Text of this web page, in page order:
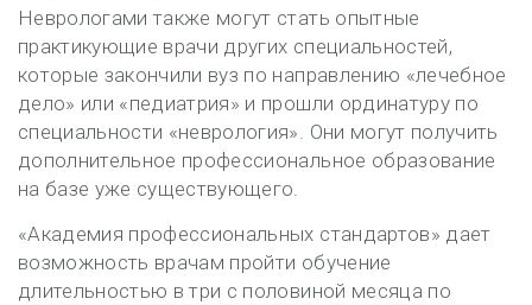
Неврологами также могут стать опытные
практикующие врачи других специальностей,
которые закончили вуз по направлению «лечебное
дело» или «педиатрия» и прошли ординатуру по
специальности «неврология». Они могут получить
дополнительное профессиональное образование
на базе уже существующего.
«Академия профессиональных стандартов» дает
возможность врачам пройти обучение
длительностью в три с половиной месяца по